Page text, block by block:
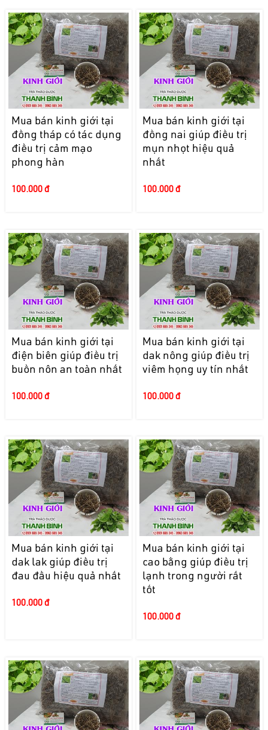
Mua bán kinh giới tại
đồng tháp có tác dụng
điều trị cảm mạo
phong hàn
100.000 đ
Mua bán kinh giới tại
đồng nai giúp điều trị
mụn nhọt hiệu quả
nhất
100.000 đ
Mua bán kinh giới tại
điện biên giúp điều trị
buồn nôn an toàn nhất
100.000 đ
Mua bán kinh giới tại
dak nông giúp điều trị
viêm họng uy tín nhất
100.000 đ
Mua bán kinh giới tại
dak lak giúp điều trị
đau đầu hiệu quả nhất
100.000 đ
Mua bán kinh giới tại
cao bằng giúp điều trị
lạnh trong người rất
tốt
100.000 đ